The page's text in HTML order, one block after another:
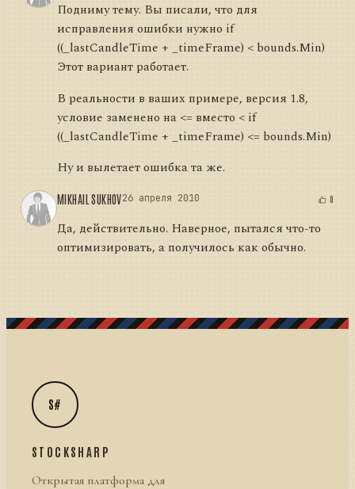
Подниму тему. Вы писали, что для
исправления ошибки нужно if
((_lastCandleTime + _timeFrame) < bounds.Min)
Этот вариант работает.
В реальности в ваших примере, версия 1.8,
условие заменено на <= вместо < if
((_lastCandleTime + _timeFrame) <= bounds.Min)
Ну и вылетает ошибка та же.
MIKHAIL SUKHOV26 апреля 2010 0
Да, действительно. Наверное, пытался что-то
оптимизировать, а получилось как обычно.
S#
STOCKSHARP
Открытая платформа для